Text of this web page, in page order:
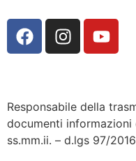
Responsabile della
documenti
ss.mm.ii. – d.lgs 97/